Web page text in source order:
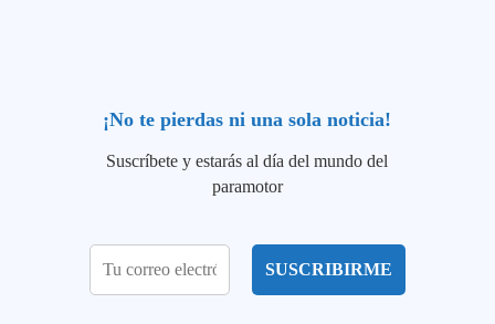
¡No te pierdas ni una sola noticia!
Suscríbete y estarás al día del mundo del
paramotor